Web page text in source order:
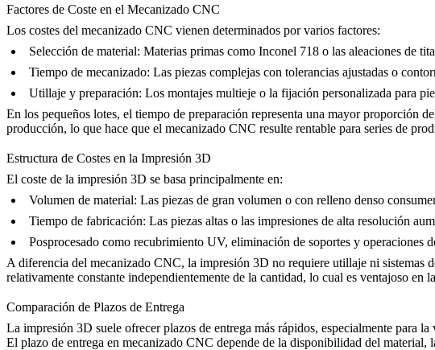
Factores de Coste en el Mecanizado CNC
Los costes del mecanizado CNC vienen determinados por varios factores:
Selección de material: Materias primas como Inconel 718 o las aleaciones de
Tiempo de mecanizado: Las piezas complejas con tolerancias ajustadas o
Utillaje y preparación: Los montajes multieje o la fijación personalizada para
En los pequeños lotes, el tiempo de preparación representa una mayor proporción
producción, lo que hace que el mecanizado CNC resulte rentable para series de
Estructura de Costes en la Impresión 3D
El coste de la impresión 3D se basa principalmente en:
Volumen de material: Las piezas de gran volumen o con relleno denso
Tiempo de fabricación: Las piezas altas o las impresiones de alta resolución
Posprocesado como recubrimiento UV, eliminación de soportes y operaciones
A diferencia del mecanizado CNC, la impresión 3D no requiere utillaje ni sistemas
relativamente constante independientemente de la cantidad, lo cual es ventajoso en
Comparación de Plazos de Entrega
La impresión 3D suele ofrecer plazos de entrega más rápidos, especialmente para
El plazo de entrega en mecanizado CNC depende de la disponibilidad del